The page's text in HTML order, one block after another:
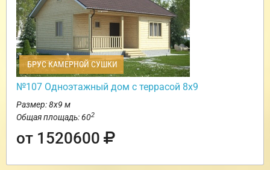
БРУС КАМЕРНОЙ СУШКИ
№107 Одноэтажный дом с террасой 8х9
Размер: 8х9 м
Общая площадь: 602
от 1520600